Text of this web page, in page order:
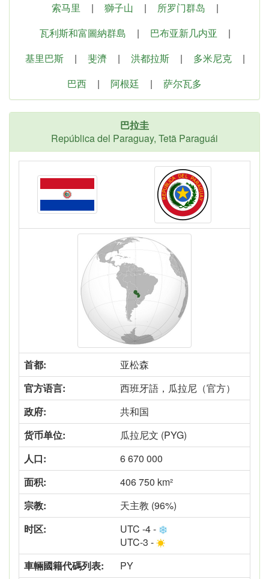
索马里
| 獅子山 | 所罗门群岛
|
瓦利斯和富圖納群島
| 巴布亚新几内亚
|
基里巴斯
| 斐濟 | 洪都拉斯 | 多米尼克
|
巴西
| 阿根廷 | 萨尔瓦多
巴拉圭
República del Paraguay, Tetã Paraguái
首都:
亚松森
官方语言:
西班牙語，瓜拉尼（官方）
政府:
共和国
货币单位:
瓜拉尼文 (PYG)
人口:
6 670 000
面积:
406 750 km²
宗教:
天主教 (96%)
时区:
UTC -4 -
UTC-3 -
車輛國籍代碼列表:
PY